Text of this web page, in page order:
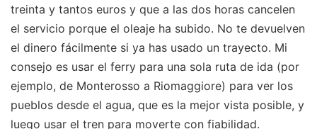
treinta y tantos euros y que a las dos horas cancelen
el servicio porque el oleaje ha subido. No te devuelven
el dinero fácilmente si ya has usado un trayecto. Mi
consejo es usar el ferry para una sola ruta de ida (por
ejemplo, de Monterosso a Riomaggiore) para ver los
pueblos desde el agua, que es la mejor vista posible, y
luego usar el tren para moverte con fiabilidad.